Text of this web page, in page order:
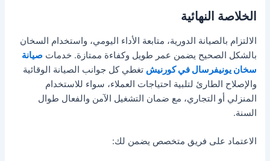
الخلاصة النهائية
الالتزام بالصيانة الدورية، متابعة الأداء اليومي، واستخدام السخان
بالشكل الصحيح يضمن عمر طويل وكفاءة ممتازة. خدماتصيانة
سخان يونيفرسال في كورنيش تغطي كل جوانب الصيانة الوقائية
والإصلاح الطارئ لتلبية احتياجات العملاء، سواء للاستخدام
المنزلي أو التجاري، مع ضمان التشغيل الآمن والفعال طوال
السنة.
الاعتماد على فريق متخصص يضمن لك: